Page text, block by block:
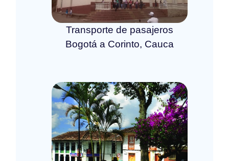
Transporte de pasajeros
Bogotá a Corinto, Cauca